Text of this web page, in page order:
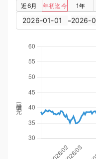
近6月 年初迄今 1年
-
股價(元)